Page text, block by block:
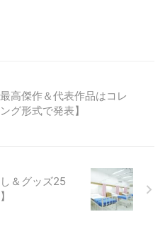
高傑作＆代表作品はコレ
グ形式で発表】
＆グッズ25